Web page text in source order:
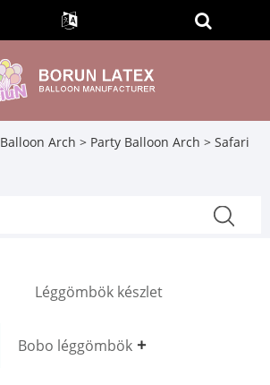
Balloon Arch > Party Balloon Arch > Safari
Léggömbök készlet
Bobo léggömbök